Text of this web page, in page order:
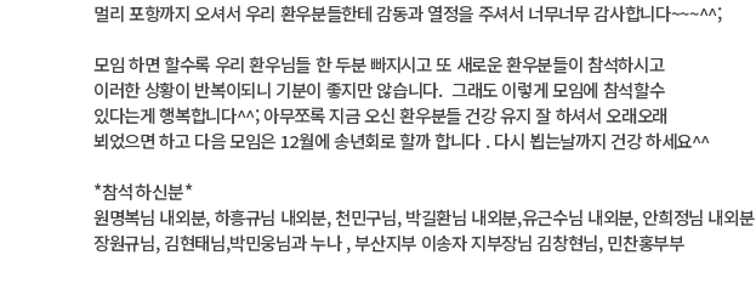
멀리 포항까지오셔서 우리 환우분들한테 감동과 열정을 주셔서 너무너무 감사합니다~~~^^;
모임 하면 할수록 우리 환우님들 한 두분 빠지시고 또 새로운 환우분들이 참석하시고
이러한 상황이 반복이되니 기분이 좋지만 않습니다. 그래도 이렇게 모임에 참석할수
있다는게 행복합니다^^; 아무쪼록 지금 오신 환우분들 건강 유지 잘하셔서 오래오래
뵈었으면 하고 다음 모임은 12월에 송년회로 할까 합니다 . 다시 뵙는날까지 건강 하세요^^
*참석하신분*
원명복님 내외분, 하흥규님 내외분, 천민구님, 박길환님 내외분,유근수님 내외분, 안희정님 내외분
장원규님, 김현태님,박민웅님과 누나 , 부산지부 이송자 지부장님 김창현님, 민찬홍부부